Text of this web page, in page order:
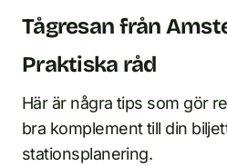
Tågresan från
Praktiska råd
Här är några tips som gör
bra komplement till din
stationsplanering.